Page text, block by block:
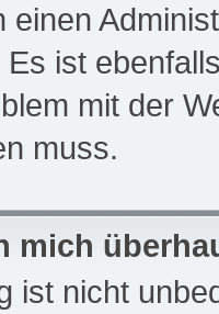
einen
ist
mit der
muss.
mich
ist nicht